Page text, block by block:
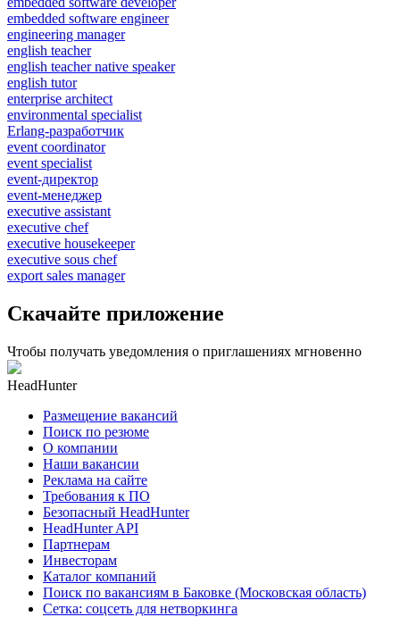
embedded software engineer
engineering manager
english teacher
english teacher native speaker
english tutor
enterprise architect
environmental specialist
Erlang-разработчик
event coordinator
event specialist
event-директор
event-менеджер
executive assistant
executive chef
executive housekeeper
executive sous chef
export sales manager
Скачайте приложение
Чтобы получать уведомления о приглашениях мгновенно
HeadHunter
Размещение вакансий
Поиск по резюме
О компании
Наши вакансии
Реклама на сайте
Требования к ПО
Безопасный HeadHunter
HeadHunter API
Партнерам
Инвесторам
Каталог компаний
Поиск по вакансиям в Баковке (Московская область)
Сетка: соцсеть для нетворкинга